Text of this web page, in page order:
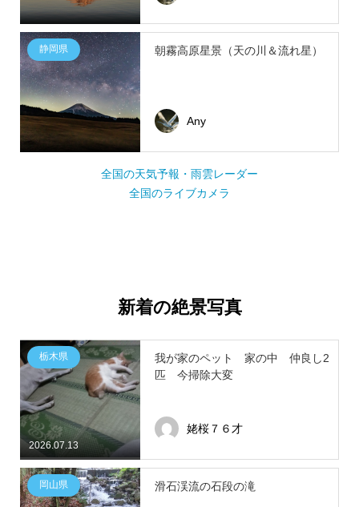
静岡県 朝霧高原星景（天の川＆流れ星）
Any
全国の天気予報・雨雲レーダー
全国のライブカメラ
新着の絶景写真
2026.07.13
栃木県
我が家のペット 家の中 仲良し2
匹 今掃除大変
姥桜７６才
岡山県 滑石渓流の石段の滝